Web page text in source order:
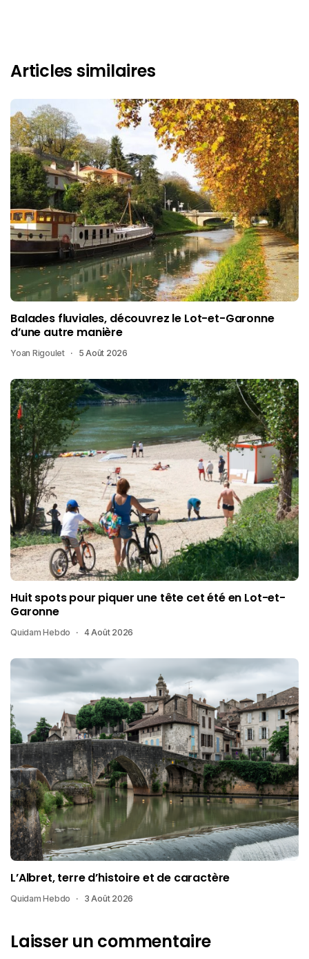
Articles similaires
Balades fluviales, découvrez le Lot-et-Garonne
d’une autre manière
Yoan Rigoulet 5 Août 2026
Huit spots pour piquer une tête cet été en Lot-et-
Garonne
Quidam Hebdo 4 Août 2026
L’Albret, terre d’histoire et de caractère
Quidam Hebdo 3 Août 2026
Laisser un commentaire